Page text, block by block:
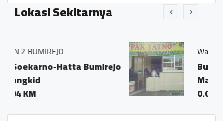
Lokasi Sekitarnya
Bumirejo
Warung Makan "Pak Yanto"
Bumirejo, Mungkid,
Magelang
0.02 KM